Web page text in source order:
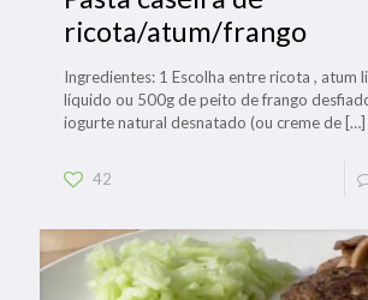
ricota/atum/frango
Ingredientes: 1 Escolha entre ricota , atum
líquido ou 500g de peito de frango
iogurte natural desnatado (ou creme de […]
42